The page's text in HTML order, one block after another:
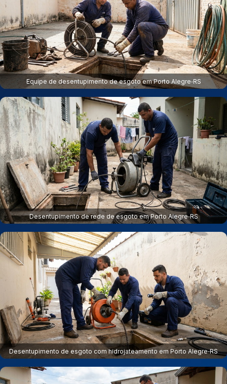
Equipe de desentupimento de esgoto em Porto Alegre‑RS
Desentupimento de rede de esgoto em Porto Alegre‑RS
Desentupimento de esgoto com hidrojateamento em Porto Alegre‑RS